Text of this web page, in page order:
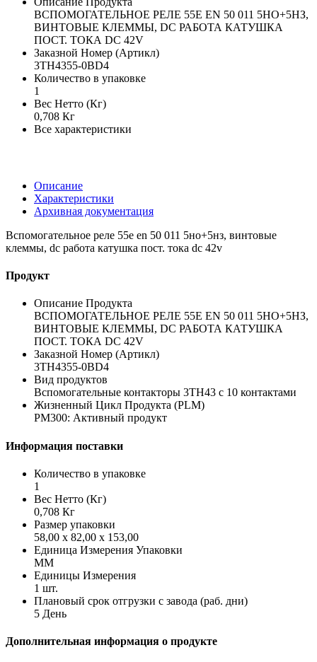
ВСПОМОГАТЕЛЬНОЕ РЕЛЕ 55E EN 50 011 5НО+5НЗ,
ВИНТОВЫЕ КЛЕММЫ, DC РАБОТА КАТУШКА
ПОСТ. ТОКА DC 42V
Заказной Номер (Артикл)
3TH4355-0BD4
Количество в упаковке
1
Вес Нетто (Кг)
0,708 Кг
Все характеристики
Описание
Характеристики
Архивная документация
Вспомогательное реле 55e en 50 011 5но+5нз, винтовые
клеммы, dc работа катушка пост. тока dc 42v
Продукт
Описание Продукта
ВСПОМОГАТЕЛЬНОЕ РЕЛЕ 55E EN 50 011 5НО+5НЗ,
ВИНТОВЫЕ КЛЕММЫ, DC РАБОТА КАТУШКА
ПОСТ. ТОКА DC 42V
Заказной Номер (Артикл)
3TH4355-0BD4
Вид продуктов
Вспомогательные контакторы 3TH43 с 10 контактами
Жизненный Цикл Продукта (PLM)
PM300: Активный продукт
Информация поставки
Количество в упаковке
1
Вес Нетто (Кг)
0,708 Кг
Размер упаковки
58,00 x 82,00 x 153,00
Единица Измерения Упаковки
MM
Единицы Измерения
1 шт.
Плановый срок отгрузки с завода (раб. дни)
5 День
Дополнительная информация о продукте